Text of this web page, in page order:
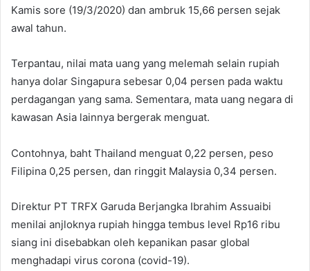
Kamis sore (19/3/2020) dan ambruk 15,66 persen sejak
awal tahun.
Terpantau, nilai mata uang yang melemah selain rupiah
hanya dolar Singapura sebesar 0,04 persen pada waktu
perdagangan yang sama. Sementara, mata uang negara di
kawasan Asia lainnya bergerak menguat.
Contohnya, baht Thailand menguat 0,22 persen, peso
Filipina 0,25 persen, dan ringgit Malaysia 0,34 persen.
Direktur PT TRFX Garuda Berjangka Ibrahim Assuaibi
menilai anjloknya rupiah hingga tembus level Rp16 ribu
siang ini disebabkan oleh kepanikan pasar global
menghadapi virus corona (covid-19).